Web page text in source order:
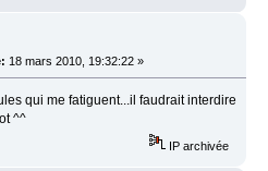
18 mars 2010, 19:32:22 »
qui me fatiguent...il faudrait interdire
^^
IP archivée